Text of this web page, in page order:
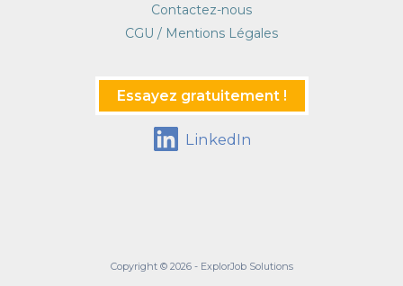
Contactez-nous
CGU / Mentions Légales
Essayez gratuitement !
LinkedIn
Copyright © 2026 - ExplorJob Solutions